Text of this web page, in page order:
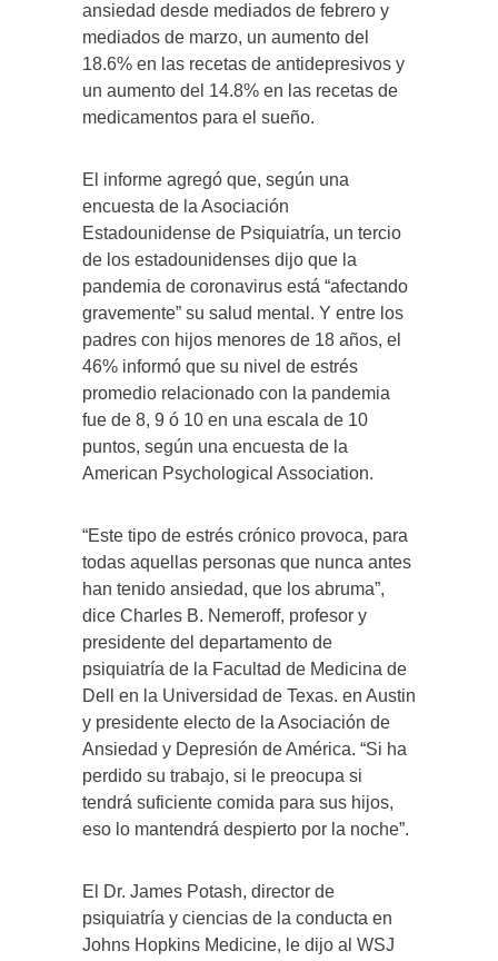
ansiedad desde mediados de febrero y
mediados de marzo, un aumento del
18.6% en las recetas de antidepresivos y
un aumento del 14.8% en las recetas de
medicamentos para el sueño.
El informe agregó que, según una
encuesta de la Asociación
Estadounidense de Psiquiatría, un tercio
de los estadounidenses dijo que la
pandemia de coronavirus está “afectando
gravemente” su salud mental. Y entre los
padres con hijos menores de 18 años, el
46% informó que su nivel de estrés
promedio relacionado con la pandemia
fue de 8, 9 ó 10 en una escala de 10
puntos, según una encuesta de la
American Psychological Association.
“Este tipo de estrés crónico provoca, para
todas aquellas personas que nunca antes
han tenido ansiedad, que los abruma”,
dice Charles B. Nemeroff, profesor y
presidente del departamento de
psiquiatría de la Facultad de Medicina de
Dell en la Universidad de Texas. en Austin
y presidente electo de la Asociación de
Ansiedad y Depresión de América. “Si ha
perdido su trabajo, si le preocupa si
tendrá suficiente comida para sus hijos,
eso lo mantendrá despierto por la noche”.
El Dr. James Potash, director de
psiquiatría y ciencias de la conducta en
Johns Hopkins Medicine, le dijo al WSJ